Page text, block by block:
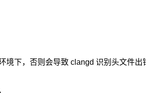
境下，否则会导致 clangd 识别头文件出